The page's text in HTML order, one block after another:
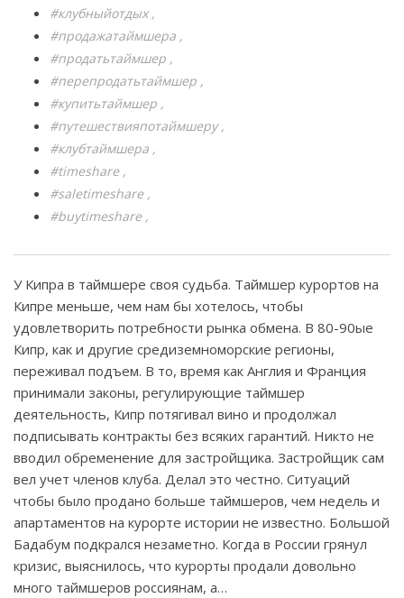
#клубныйотдых
#продажатаймшера
#продатьтаймшер
#перепродатьтаймшер
#купитьтаймшер
#путешествияпотаймшеру
#клубтаймшера
#timeshare
#saletimeshare
#buytimeshare
У Кипра в таймшере своя судьба. Таймшер курортов на
Кипре меньше, чем нам бы хотелось, чтобы
удовлетворить потребности рынка обмена. В 80-90ые
Кипр, как и другие средиземноморские регионы,
переживал подъем. В то, время как Англия и Франция
принимали законы, регулирующие таймшер
деятельность, Кипр потягивал вино и продолжал
подписывать контракты без всяких гарантий. Никто не
вводил обременение для застройщика. Застройщик сам
вел учет членов клуба. Делал это честно. Ситуаций
чтобы было продано больше таймшеров, чем недель и
апартаментов на курорте истории не известно. Большой
Бадабум подкрался незаметно. Когда в России грянул
кризис, выяснилось, что курорты продали довольно
много таймшеров россиянам, а…